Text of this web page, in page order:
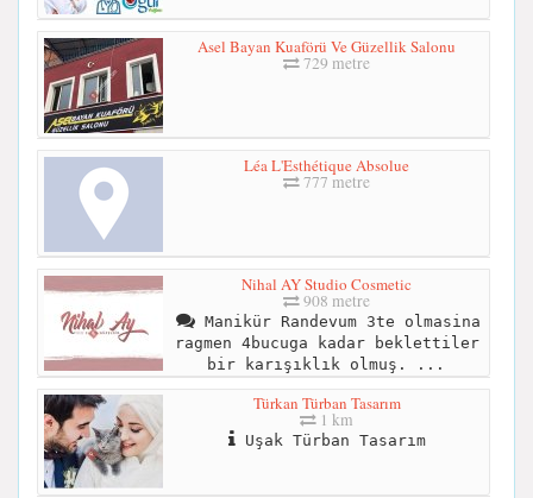
Asel Bayan Kuaförü Ve Güzellik Salonu
729 metre
Léa L'Esthétique Absolue
777 metre
Nihal AY Studio Cosmetic
908 metre
Manikür Randevum 3te olmasina
ragmen 4bucuga kadar beklettiler
bir karışıklık olmuş. ...
Türkan Türban Tasarım
1 km
Uşak Türban Tasarım